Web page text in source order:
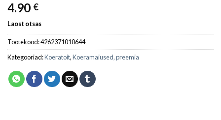
4.90 €
Laost otsas
Tootekood:4262371010644
Kategooriad:Koeratoit,Koeramaiused, preemia